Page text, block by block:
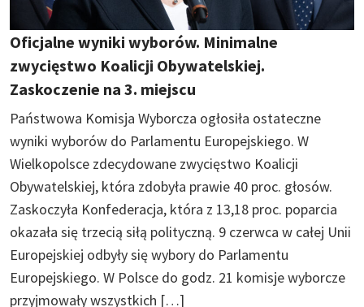
Oficjalne wyniki wyborów. Minimalne
zwycięstwo Koalicji Obywatelskiej.
Zaskoczenie na 3. miejscu
Państwowa Komisja Wyborcza ogłosiła ostateczne
wyniki wyborów do Parlamentu Europejskiego. W
Wielkopolsce zdecydowane zwycięstwo Koalicji
Obywatelskiej, która zdobyła prawie 40 proc. głosów.
Zaskoczyła Konfederacja, która z 13,18 proc. poparcia
okazała się trzecią siłą polityczną. 9 czerwca w całej Unii
Europejskiej odbyły się wybory do Parlamentu
Europejskiego. W Polsce do godz. 21 komisje wyborcze
przyjmowały wszystkich […]